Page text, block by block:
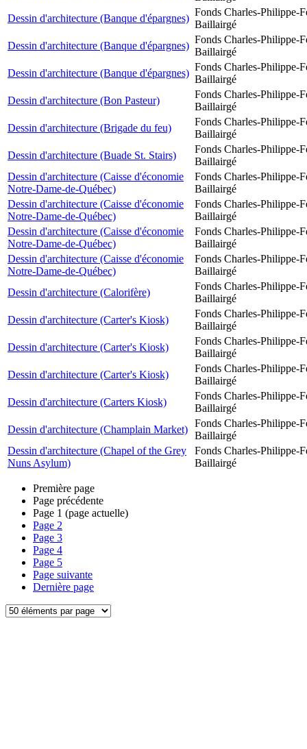
Dessin d'architecture (Banque d'épargnes)
Fonds Charles-Philippe-
Baillairgé
Dessin d'architecture (Banque d'épargnes)
Fonds Charles-Philippe-
Baillairgé
Dessin d'architecture (Banque d'épargnes)
Fonds Charles-Philippe-
Baillairgé
Dessin d'architecture (Bon Pasteur)
Fonds Charles-Philippe-
Baillairgé
Dessin d'architecture (Brigade du feu)
Fonds Charles-Philippe-
Baillairgé
Dessin d'architecture (Buade St. Stairs)
Fonds Charles-Philippe-
Baillairgé
Dessin d'architecture (Caisse d'économie
Notre-Dame-de-Québec)
Fonds Charles-Philippe-
Baillairgé
Dessin d'architecture (Caisse d'économie
Notre-Dame-de-Québec)
Fonds Charles-Philippe-
Baillairgé
Dessin d'architecture (Caisse d'économie
Notre-Dame-de-Québec)
Fonds Charles-Philippe-
Baillairgé
Dessin d'architecture (Caisse d'économie
Notre-Dame-de-Québec)
Fonds Charles-Philippe-
Baillairgé
Dessin d'architecture (Calorifère)
Fonds Charles-Philippe-
Baillairgé
Dessin d'architecture (Carter's Kiosk)
Fonds Charles-Philippe-
Baillairgé
Dessin d'architecture (Carter's Kiosk)
Fonds Charles-Philippe-
Baillairgé
Dessin d'architecture (Carter's Kiosk)
Fonds Charles-Philippe-
Baillairgé
Dessin d'architecture (Carters Kiosk)
Fonds Charles-Philippe-
Baillairgé
Dessin d'architecture (Champlain Market)
Fonds Charles-Philippe-
Baillairgé
Dessin d'architecture (Chapel of the Grey
Nuns Asylum)
Fonds Charles-Philippe-
Baillairgé
Première page
Page précédente
Page 1 (page actuelle)
Page 2
Page 3
Page 4
Page 5
Page suivante
Dernière page